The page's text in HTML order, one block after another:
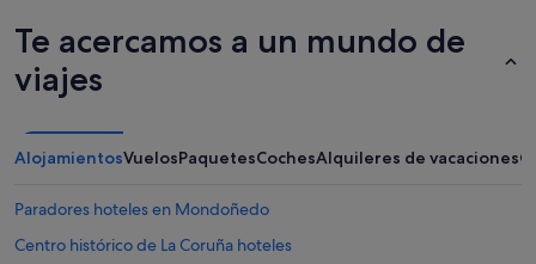
Te acercamos a un mundo de
viajes
AlojamientosVuelosPaquetesCochesAlquileres de vacaciones
Paradores hoteles en Mondoñedo
Centro histórico de La Coruña hoteles